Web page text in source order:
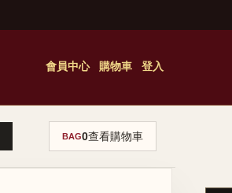
會員中心 購物車 登入
BAG0查看購物車